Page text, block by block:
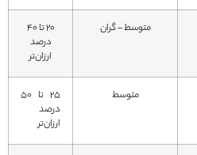
متوسط – گران
20 تا 40
درصد
ارزان‌تر
متوسط
25 تا 50
درصد
ارزان‌تر